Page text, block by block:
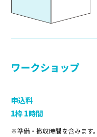
ワークショップ
申込料
1枠 1時間
※準備・撤収時間を含みます。